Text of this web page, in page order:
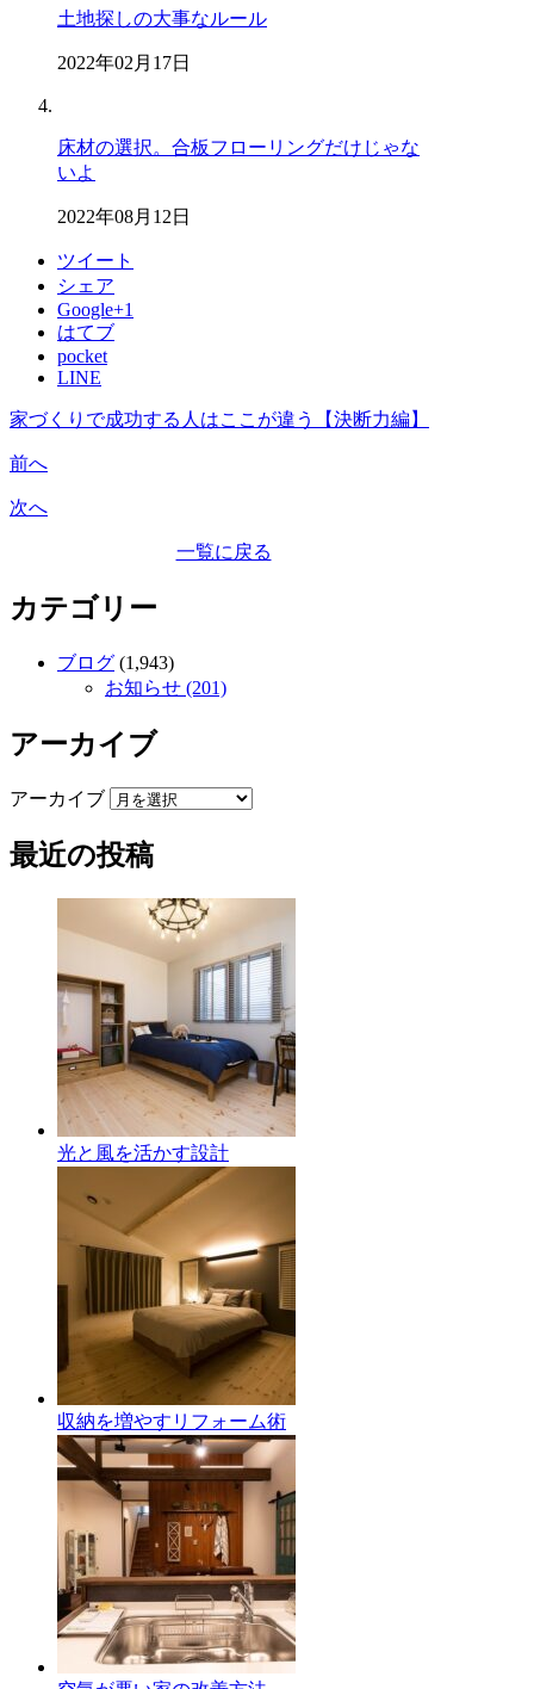
土地探しの大事なルール
2022年02月17日
床材の選択。合板フローリングだけじゃな
いよ
2022年08月12日
ツイート
シェア
Google+1
はてブ
pocket
LINE
家づくりで成功する人はここが違う【決断力編】
前へ
次へ
一覧に戻る
カテゴリー
ブログ (1,943)
お知らせ (201)
アーカイブ
アーカイブ
最近の投稿
光と風を活かす設計
収納を増やすリフォーム術